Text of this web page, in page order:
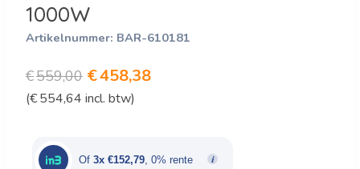
1000W
Artikelnummer: BAR-610181
€559,00 Oorspronkelijke
prijs
€559,00.
€458,38Huidige
€458,38.
(€554,64 incl. btw)
Of 3x €152,79, 0% rente